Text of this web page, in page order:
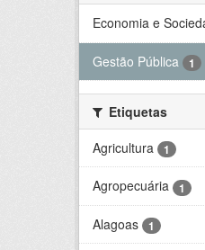
Economia e
Gestão Pública 1
Etiquetas
Agricultura
1
Agropecuária 1
Alagoas 1